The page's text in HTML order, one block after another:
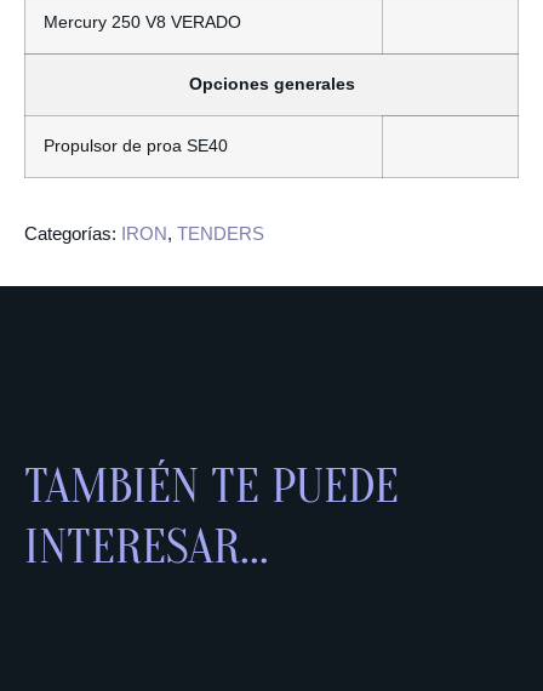
Mercury 250 V8 VERADO
Opciones generales
Propulsor de proa SE40
Categorías: IRON, TENDERS
TAMBIÉN TE PUEDE
INTERESAR...